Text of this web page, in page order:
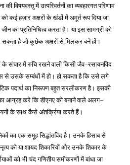
विषयवस्तु में उत्परिवर्तनों का व्यवहारगत परिणाम
कई हज़ार अक्षरों के खंडों में अमूर्त रूप दिया जा
का प्रतिनिधित्व करता है। या इस सामग्री को
है जो कुछेक अक्षरों से मिलकर बने हों।
संचार में रुचि रखने वाली किसी जैव–रसायनविद
से उसके सम्बंधों में हो। हो सकता है कि उसे लगे
पदार्थ का निरूपण बहुत सरलीकरण है। इसकी
आग्रह करे कि डीएनए को बनाने वाले अलग–
के साथ कैसे अंतर्क्रिया करते हैं।
का एक समूह सिद्धांतविद है। उनके हिसाब से
को या शायद शिकारियों और उनके शिकार के
को भी चंद गणितीय समीकरणों में बांधा जा